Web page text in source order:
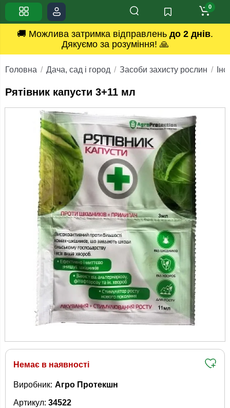
🚚 Можлива затримка відправлень до 2 днів.
Дякуємо за розуміння! 🙏
0
Головна Дача, сад і город Засоби захисту рослин
Рятівник капусти 3+11 мл
Немає в наявності
Артикул: 34522
Виробник: Агро Протекшн